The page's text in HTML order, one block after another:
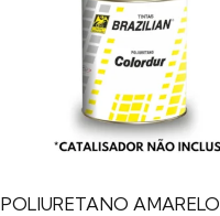
POLIURETANO AMARELO